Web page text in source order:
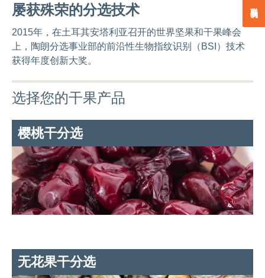
屡获殊荣的分选技术
2015年，在土耳其安塔利亚召开的世界坚果和干果峰会
上，陶朗分选事业部的前沿性生物指纹识别（BSI）技术
获得年度创新大奖。
选择您的干果产品
樱桃干分选
无花果干分选